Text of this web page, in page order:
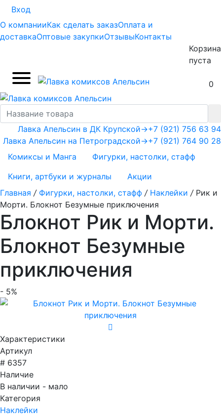
Вход
О компанииКак сделать заказОплата и
доставкаОптовые закупкиОтзывыКонтакты
Корзина
пуста
0
+7 (921) 756 63 94
+7 (921) 764 90 28
Лавка Апельсин в ДК Крупской→
Лавка Апельсин на Петроградской→
Комиксы и Манга
Фигурки, настолки, стафф
Книги, артбуки и журналы
Акции
Главная / Фигурки, настолки, стафф / Наклейки / Рик и
Морти. Блокнот Безумные приключения
Блокнот Рик и Морти.
Блокнот Безумные
приключения
- 5%
Характеристики
Артикул
# 6357
Наличие
В наличии - мало
Категория
Наклейки